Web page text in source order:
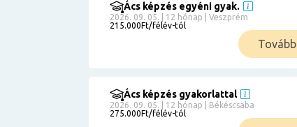
Ács képzés egyéni gyak.
2026. 09. 05. | 12 hónap | Veszprém
215.000Ft/félév-tól
Tovább
Ács képzés gyakorlattal
2026. 09. 05. | 12 hónap | Békéscsaba
275.000Ft/félév-tól